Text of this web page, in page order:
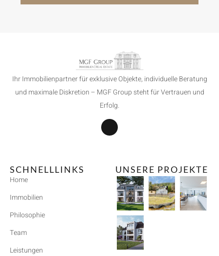
Ihr Immobilienpartner für exklusive Objekte, individuelle Beratung
und maximale Diskretion – MGF Group steht für Vertrauen und
Erfolg.
SCHNELLLINKS
Home
Immobilien
Philosophie
Team
Leistungen
UNSERE PROJEKTE